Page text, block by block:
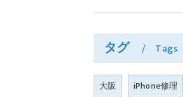
タグ Tags
大阪 iPhone修理